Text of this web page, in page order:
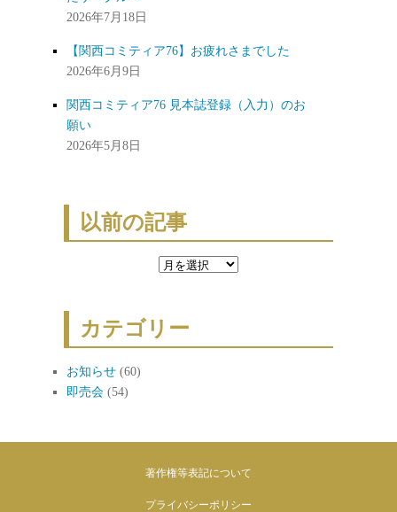
2026年7月18日
【関西コミティア76】お疲れさまでした
2026年6月9日
関西コミティア76 見本誌登録（入力）のお
願い
2026年5月8日
以前の記事
以
記
事
カテゴリー
お知らせ(60)
即売会(54)
著作権等表記について
プライバシーポリシー